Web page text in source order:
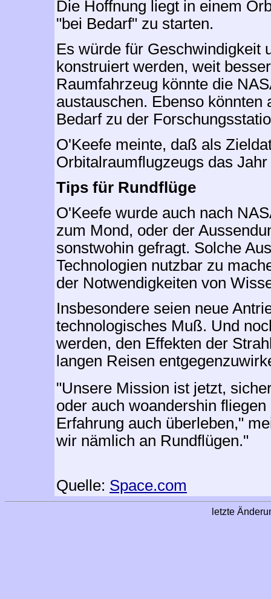
Die Hoffnung liegt in einem
"bei Bedarf" zu starten.
Es würde für Geschwindigkeit
konstruiert werden, weit
Raumfahrzeug könnte die
austauschen. Ebenso
Bedarf zu der
O'Keefe meinte, daß als
Orbitalraumflugzeugs das
Tips für Rundflüge
O'Keefe wurde auch nach
zum Mond, oder der
sonstwohin gefragt. Solche
Technologien nutzbar zu
der Notwendigkeiten von
Insbesondere seien neue
technologisches Muß. Und
werden, den Effekten der
langen Reisen
"Unsere Mission ist jetzt,
oder auch woandershin
Erfahrung auch überleben,"
wir nämlich an Rundflügen."
Quelle: Space.com
letzte